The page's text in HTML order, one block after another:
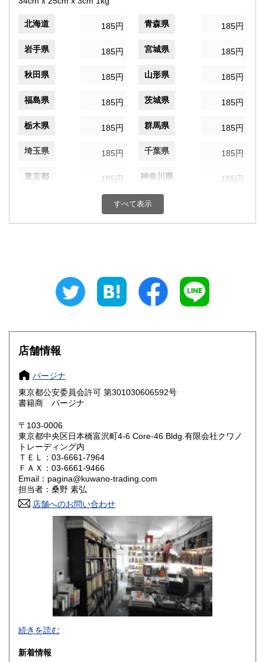
北海道 185円 青森県 185円
岩手県 185円 宮城県 185円
秋田県 185円 山形県 185円
福島県 185円 茨城県 185円
栃木県 185円 群馬県 185円
埼玉県 185円 千葉県 185円
東京都 185円 神奈川県 185円
185円 富山県
185円 静岡県
185円 三重県
185円 185円
大阪府
奈良県
鳥取県
岡山県 185円 185円
山口県 185円
香川県 185円 愛媛県
高知県 185円
185円 長崎県
185円 大分県
185円 鹿児島県
185円
すべて表示
店舗情報
パージナ
東京都公安委員会許可 第301030606592号
書籍商 パージナ
〒103-0006
東京都中央区日本橋富沢町4-6 Core-46 Bldg.有限会社クワノ
トレーディング内
ＴＥＬ：03-6661-7964
ＦＡＸ：03-6661-9466
Email：pagina@kuwano-trading.com
担当者：桑野 素弘
店舗へのお問い合わせ
グラフィックデザイン、イラストレーション、タイポグラフ
ィ、プロダクトデザイン、インテリア、建築、広告、写真に
関する資料を扱っています。買取りも積極的に行っておりま
すので、出張・宅配買取ともに、お気軽にご連絡ください。
続きを読む
新着情報